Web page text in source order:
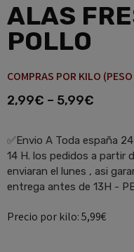
ALAS
POLLO
COMPRAS POR KILO
2,99€ – 5,99€
✅Envio A Toda españa
14 H. los pedidos a partir
enviaran el lunes , asi
entrega antes de 13H -
Precio por kilo: 5,99€